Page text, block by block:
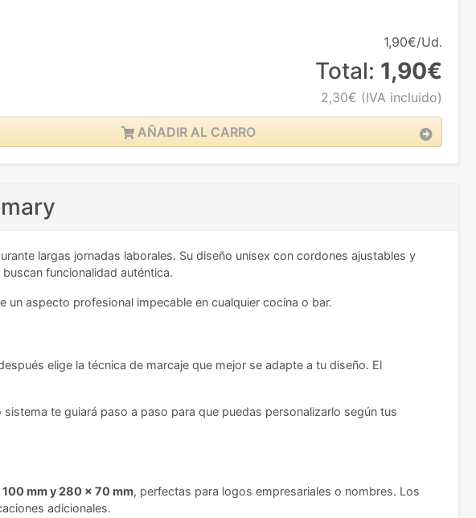
1,90€/Ud.
Total: 1,90€
2,30€ (IVA incluido)
AÑADIR AL CARRO
largas jornadas laborales. Su diseño unisex con cordones ajustables y
funcionalidad auténtica.
un aspecto profesional impecable en cualquier cocina o bar.
elige la técnica de marcaje que mejor se adapte a tu diseño. El
te guiará paso a paso para que puedas personalizarlo según tus
mm y 280 x 70 mm, perfectas para logos empresariales o nombres. Los
adicionales.